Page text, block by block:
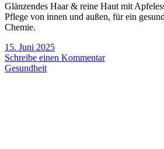
Glänzendes Haar & reine Haut mit
Pflege von innen und außen, für ein
Chemie.
15. Juni 2025
Schreibe einen Kommentar
Gesundheit